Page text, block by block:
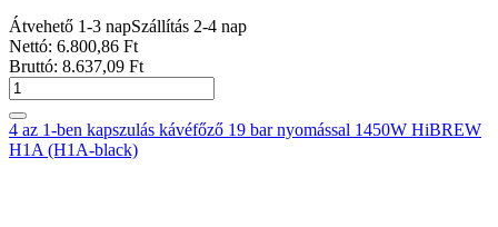
Átvehető 1-3 napSzállítás 2-4 nap
Nettó: 6.800,86 Ft
Bruttó: 8.637,09 Ft
4 az 1-ben kapszulás kávéfőző 19 bar nyomással 1450W HiBREW
H1A (H1A-black)